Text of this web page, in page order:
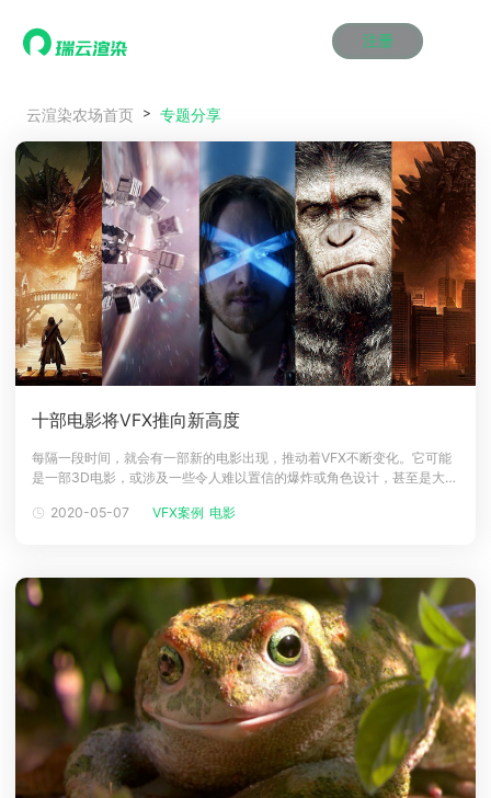
注册
产品服务
效果图渲染
云制作
云渲染管理系统
瑞兔百宝箱
AI视频插帧
效果图渲染
云制作
云渲染管理系统
瑞兔百宝箱
AI视频插帧
效果图渲染
云制作
云渲染管理系统
瑞兔百宝箱
AI视频插帧
效果图渲染
云制作
云渲染管理系统
瑞兔百宝箱
AI视频插帧
效果图渲染
云制作
云渲染管理系统
瑞兔百宝箱
AI视频插帧
效果图渲染
云制作
云渲染管理系统
瑞兔百宝箱
AI视频插帧
解决方案
Maya云渲染方案
3ds Max云渲染方案
Cinema 4D云渲染方案
Blender 云渲染方案
Maya AI渲染方案
Maya云渲染方案
3ds Max云渲染方案
Cinema 4D云渲染方案
Blender 云渲染方案
Maya AI渲染方案
Maya云渲染方案
3ds Max云渲染方案
Cinema 4D云渲染方案
Blender 云渲染方案
Maya AI渲染方案
Maya云渲染方案
3ds Max云渲染方案
Cinema 4D云渲染方案
Blender 云渲染方案
Maya AI渲染方案
Maya云渲染方案
3ds Max云渲染方案
Cinema 4D云渲染方案
Blender 云渲染方案
Maya AI渲染方案
Maya云渲染方案
3ds Max云渲染方案
Cinema 4D云渲染方案
Blender 云渲染方案
Maya AI渲染方案
价格
动画价格
效果图价格
云制作价格
动画价格
效果图价格
云制作价格
动画价格
效果图价格
云制作价格
动画价格
效果图价格
云制作价格
动画价格
效果图价格
云制作价格
动画价格
效果图价格
云制作价格
案例
资讯&赛事
新闻资讯
渲染百科
渲染大赛
泛CG交流会
新闻资讯
渲染百科
渲染大赛
泛CG交流会
新闻资讯
渲染百科
渲染大赛
泛CG交流会
新闻资讯
渲染百科
渲染大赛
泛CG交流会
新闻资讯
渲染百科
渲染大赛
泛CG交流会
新闻资讯
渲染百科
渲染大赛
泛CG交流会
特惠专区
教育优惠
教育优惠
教育优惠
教育优惠
教育优惠
教育优惠
关于我们
下载
云渲染农场首页 专题分享
十部电影将VFX推向新高度
每隔一段时间，就会有一部新的电影出现，推动着VFX不断变化。它可能
是一部3D电影，或涉及一些令人难以置信的爆炸或角色设计，甚至是大多
象，或者改变了这个行业的十部VFX电影，一起了解一下。10.《猩球崛
2020-05-07 VFX案例 电影